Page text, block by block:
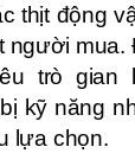
thịt động
người
trò gian
kỹ năng
lựa chọn.